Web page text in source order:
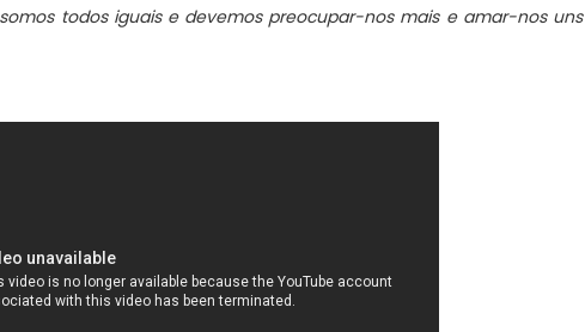
todos iguais e devemos preocupar-nos mais e amar-nos uns